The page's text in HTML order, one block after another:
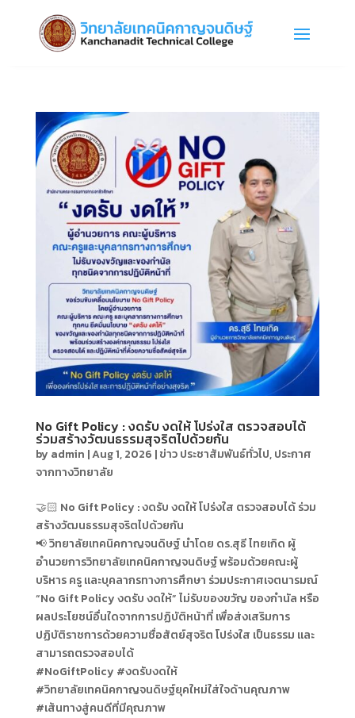
No Gift Policy : งดรับ งดให้ โปร่งใส ตรวจสอบได้
ร่วมสร้างวัฒนธรรมสุจริตไปด้วยกัน
by admin |Aug 1, 2026 |ข่าว ประชาสัมพันธ์ทั่วไป,ประกาศ
จากทางวิทยาลัย
🤝🏻 No Gift Policy : งดรับ งดให้ โปร่งใส ตรวจสอบได้ ร่วม
สร้างวัฒนธรรมสุจริตไปด้วยกัน
📢 วิทยาลัยเทคนิคกาญจนดิษฐ์ นำโดย ดร.สุธี ไทยเกิด ผู้
อำนวยการวิทยาลัยเทคนิคกาญจนดิษฐ์ พร้อมด้วยคณะผู้
บริหาร ครู และบุคลากรทางการศึกษา ร่วมประกาศเจตนารมณ์
“No Gift Policy งดรับ งดให้” ไม่รับของขวัญ ของกำนัล หรือ
ผลประโยชน์อื่นใดจากการปฏิบัติหน้าที่ เพื่อส่งเสริมการ
ปฏิบัติราชการด้วยความซื่อสัตย์สุจริต โปร่งใส เป็นธรรม และ
สามารถตรวจสอบได้
#NoGiftPolicy #งดรับงดให้
#วิทยาลัยเทคนิคกาญจนดิษฐ์ยุคใหม่ใส่ใจด้านคุณภาพ
#เส้นทางสู่คนดีที่มีคุณภาพ